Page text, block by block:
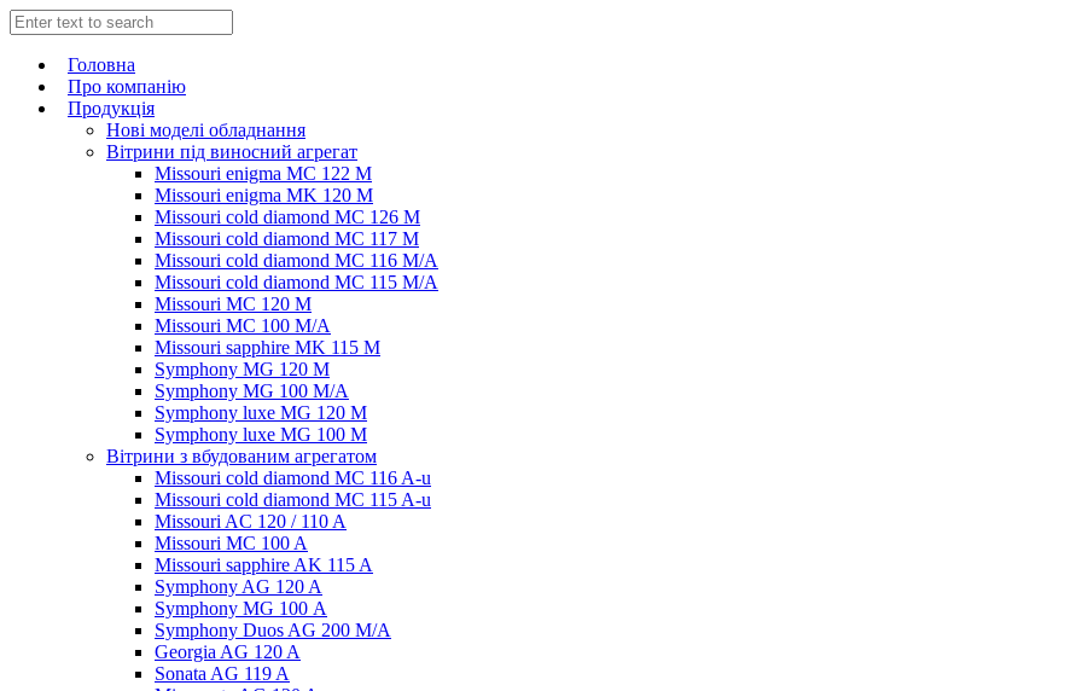
Головна
Про компанію
Продукція
Нові моделі обладнання
Вітрини під виносний агрегат
Missouri enigma MC 122 M
Missouri enigma MK 120 M
Missouri cold diamond MC 126 M
Missouri cold diamond MC 117 M
Missouri cold diamond MC 116 M/A
Missouri cold diamond MC 115 M/A
Missouri MC 120 M
Missouri MC 100 M/A
Missouri sapphire MK 115 M
Symphony MG 120 M
Symphony MG 100 M/А
Symphony luxe MG 120 M
Symphony luxe MG 100 M
Вітрини з вбудованим агрегатом
Missouri cold diamond MC 116 A-u
Missouri cold diamond MC 115 A-u
Missouri AC 120 / 110 A
Missouri MC 100 A
Missouri sapphire AK 115 A
Symphony AG 120 A
Symphony MG 100 А
Symphony Duos AG 200 M/A
Georgia AG 120 A
Sonata AG 119 A